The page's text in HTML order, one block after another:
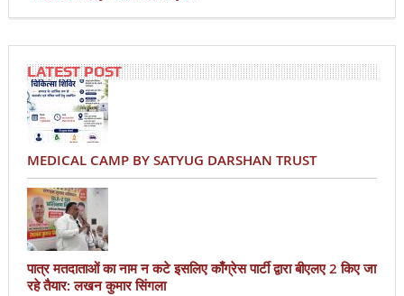
LATEST POST
MEDICAL CAMP BY SATYUG DARSHAN TRUST
पात्र मतदाताओं का नाम न कटे इसलिए काँग्रेस पार्टी द्वारा बीएलए 2 किए जा
रहे तैयार: लखन कुमार सिंगला